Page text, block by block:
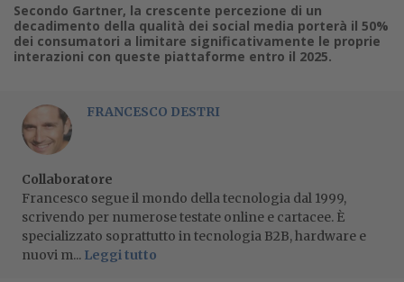
Secondo Gartner, la crescente percezione di un
decadimento della qualità dei social media porterà il 50%
dei consumatori a limitare significativamente le proprie
interazioni con queste piattaforme entro il 2025.
FRANCESCO DESTRI
Collaboratore
Francesco segue il mondo della tecnologia dal 1999,
scrivendo per numerose testate online e cartacee. È
specializzato soprattutto in tecnologia B2B, hardware e
nuovi m... Leggi tutto